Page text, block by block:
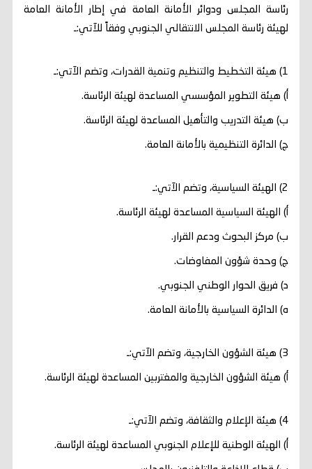
رئاسة المجلس ودوائر الأمانة العامة في إطار الأمانة العامة
لهيئة رئاسة المجلس الانتقالي الجنوبي وفقاً للآتي:ـ
1) هيئة التخطيط والتنظيم وتنمية القدرات، وتضم الآتي:ـ
‌أ) هيئة التطوير المؤسسي المساعدة لهيئة الرئاسة.
‌ب) هيئة التدريب والتأهيل المساعدة لهيئة الرئاسة.
‌ج) الدائرة التنظيمية بالأمانة العامة.
2) الهيئة السياسية، وتضم الآتي:ـ
‌أ) الهيئة السياسية المساعدة لهيئة الرئاسة.
‌ب) مركز البحوث ودعم القرار.
‌ج) وحدة شؤون المفاوضات.
‌د) فريق الحوار الوطني الجنوبي.
‌ه) الدائرة السياسية بالأمانة العامة.
3) هيئة الشؤون الخارجية، وتضم الآتي:ـ
أ‌) هيئة الشؤون الخارجية والمغتربين المساعدة لهيئة الرئاسة.
4) هيئة الإعلام والثقافة، وتضم الآتي:ـ
‌أ) الهيئة الوطنية للإعلام الجنوبي المساعدة لهيئة الرئاسة.